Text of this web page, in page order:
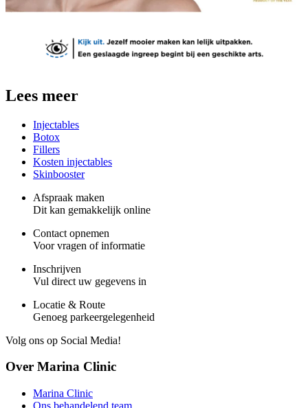
Lees meer
Injectables
Botox
Fillers
Kosten injectables
Skinbooster
Afspraak maken
Dit kan gemakkelijk online
Contact opnemen
Voor vragen of informatie
Inschrijven
Vul direct uw gegevens in
Locatie & Route
Genoeg parkeergelegenheid
Volg ons op Social Media!
Over Marina Clinic
Marina Clinic